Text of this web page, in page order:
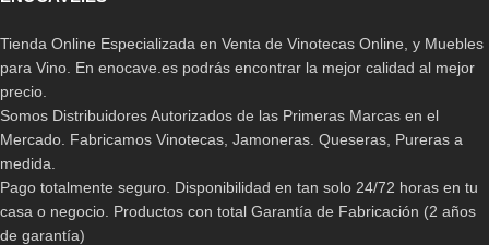
Tienda Online Especializada en Venta de Vinotecas Online, y Muebles
para Vino. En enocave.es podrás encontrar la mejor calidad al mejor
precio.
Somos Distribuidores Autorizados de las Primeras Marcas en el
Mercado. Fabricamos Vinotecas, Jamoneras. Queseras, Pureras a
medida.
Pago totalmente seguro. Disponibilidad en tan solo 24/72 horas en tu
casa o negocio. Productos con total Garantía de Fabricación (2 años
de garantía)